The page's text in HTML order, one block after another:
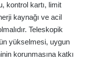
kontrol kartı, limit
kaynağı ve acil
Teleskopik
yükselmesi, uygun
korunmasına katkı